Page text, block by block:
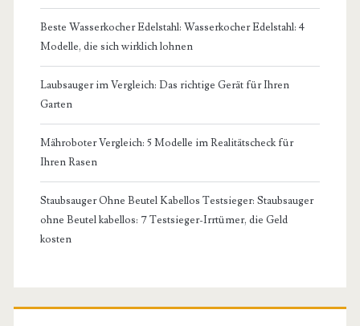
Beste Wasserkocher Edelstahl: Wasserkocher Edelstahl: 4
Modelle, die sich wirklich lohnen
Laubsauger im Vergleich: Das richtige Gerät für Ihren
Garten
Mähroboter Vergleich: 5 Modelle im Realitätscheck für
Ihren Rasen
Staubsauger Ohne Beutel Kabellos Testsieger: Staubsauger
ohne Beutel kabellos: 7 Testsieger-Irrtümer, die Geld
kosten